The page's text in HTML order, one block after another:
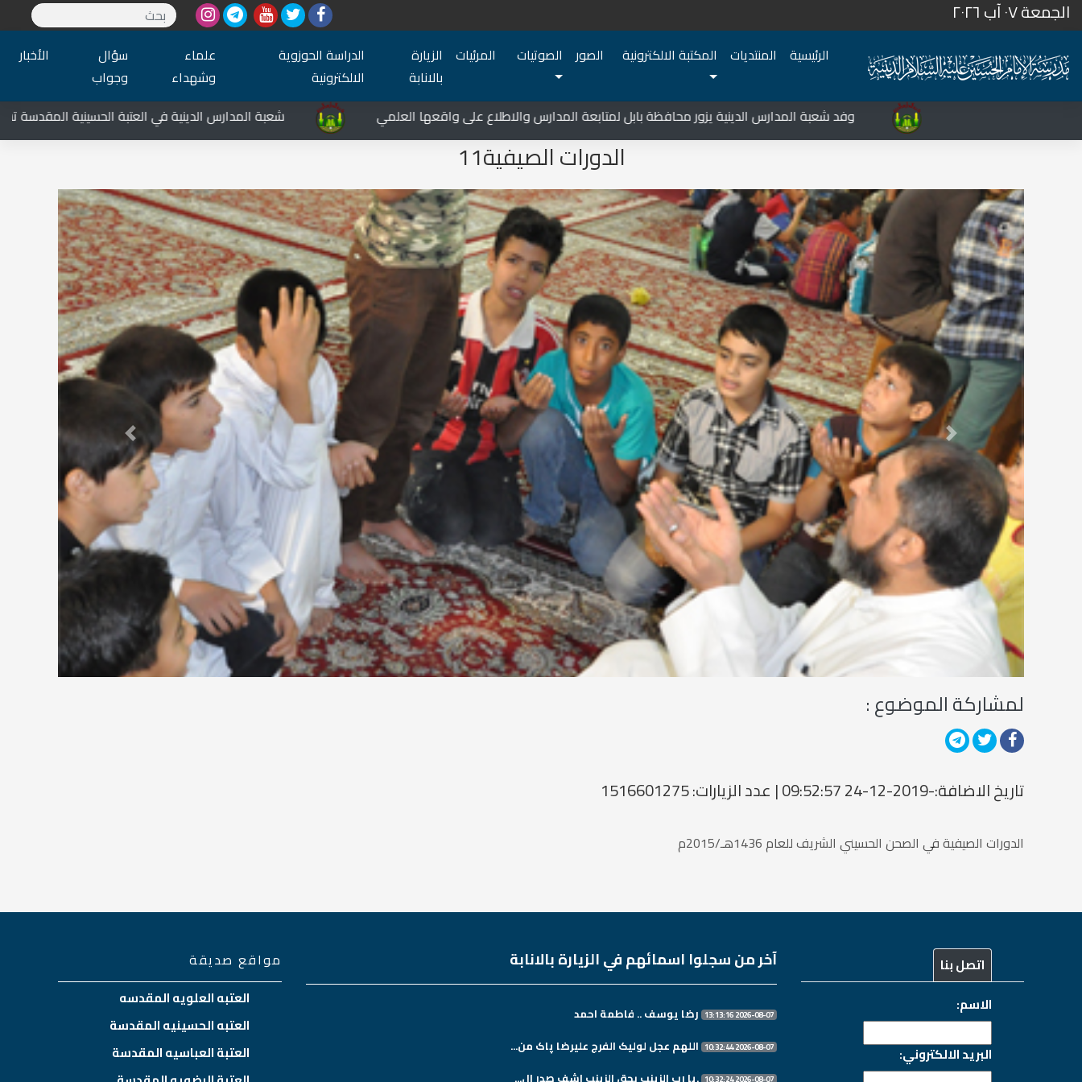
الجمعة ٠٧ آب ٢٠٢٦
الرئيسية المنتديات المكتبة الالكترونية الصور الصوتيات المرئيات الزيارة
بالانابة
الدراسة الحوزوية
الالكترونية
علماء
وشهداء
سؤال
وجواب
الأخبار
وفد شعبة المدارس الدينية يزور محافظة بابل لمتابعة المدارس والاطلاع على واقعها العلمي شعبة المدارس الدينية في العتبة الحسينية المقدسة تشارك في المركز الثقافي غرب نينوى يشهد نشاطات متعددة في قضاء تلعفر
الدورات الصيفية11
Previous Next
لمشاركة الموضوع :
تاريخ الاضافة:-2019-12-24 09:52:57 | عدد الزيارات: 1516601275
الدورات الصيفية في الصحن الحسيني الشريف للعام 1436هـ/2015م
اتصل بنا
الاسم:
البريد الالكتروني:
آخر من سجلوا اسمائهم في الزيارة بالانابة
2026-08-07 13:13:16 رضا يوسف .. فاطمة احمد
2026-08-07 10:32:44 اللهم عجل لولیک الفرج علیرضا پاک من...
.یا رب الزینب بحق الزینب اشف صدر ال...
مواقع صديقة
العتبه العلويه المقدسه
العتبه الحسينيه المقدسة
العتبة العباسيه المقدسة